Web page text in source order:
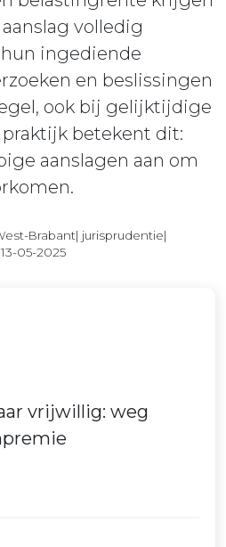
volledig
ingediende
en beslissingen
ook bij gelijktijdige
betekent dit:
aanslagen aan om
Brabant| jurisprudentie|
05-2025
vrijwillig: weg